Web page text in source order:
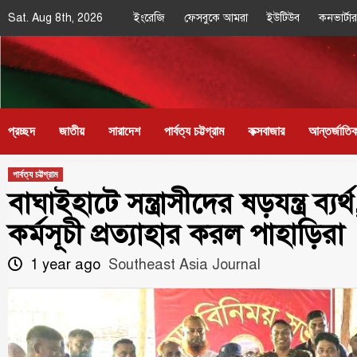
Skip
content
Sat. Aug 8th, 2026 ইংরেজি ফেসবুকে আমরা ইউটিউব কনভার্টার
Southeast
Asia Journal
IN SEARCH OF THE TRUTH
প্রচ্ছদ জাতীয় সারাদেশ পার্বত্য চট্টগ্রাম কক্সবাজার
পার্বত্য চট্টগ্রাম
বাঘাইহাটে সন্ত্রাসীদের ষড়যন্ত্র
কর্মসূচী প্রত্যাহার করল পাহাড়িরা
1 year ago Southeast Asia Journal